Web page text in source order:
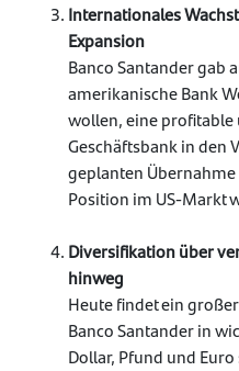
Internationales
Expansion
Banco Santander gab
amerikanische Bank
wollen, eine
Geschäftsbank in den
geplanten
Position im US-Markt
Diversifikation über
hinweg
Heute findet ein
Banco Santander in
Dollar, Pfund und